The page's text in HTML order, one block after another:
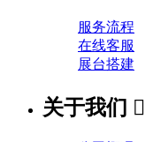
服务流程
在线客服
展台搭建
关于我们 